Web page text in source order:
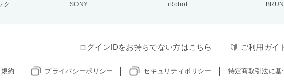
ク
SONY iRobot
ログインIDをお持ちでない方はこちら ご利用ガイ
約 プライバシーポリシー セキュリティポリシー 特定商取引法に基